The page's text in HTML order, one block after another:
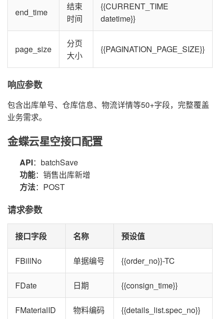
end_time
结束
时间
{{CURRENT_TIME
datetime}}
page_size
分页
大小
{{PAGINATION_PAGE_SIZE}}
响应参数
包含出库单号、仓库信息、物流详情等50+字段，完整覆盖
业务需求。
金蝶云星空接口配置
API：batchSave
功能：销售出库新增
方法：POST
请求参数
接口字段 名称 预设值
FBillNo 单据编号 {{order_no}}-TC
FDate 日期 {{consign_time}}
FMaterialID 物料编码 {{details_list.spec_no}}